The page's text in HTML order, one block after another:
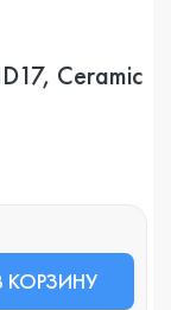
Ceramic
КОРЗИНУ